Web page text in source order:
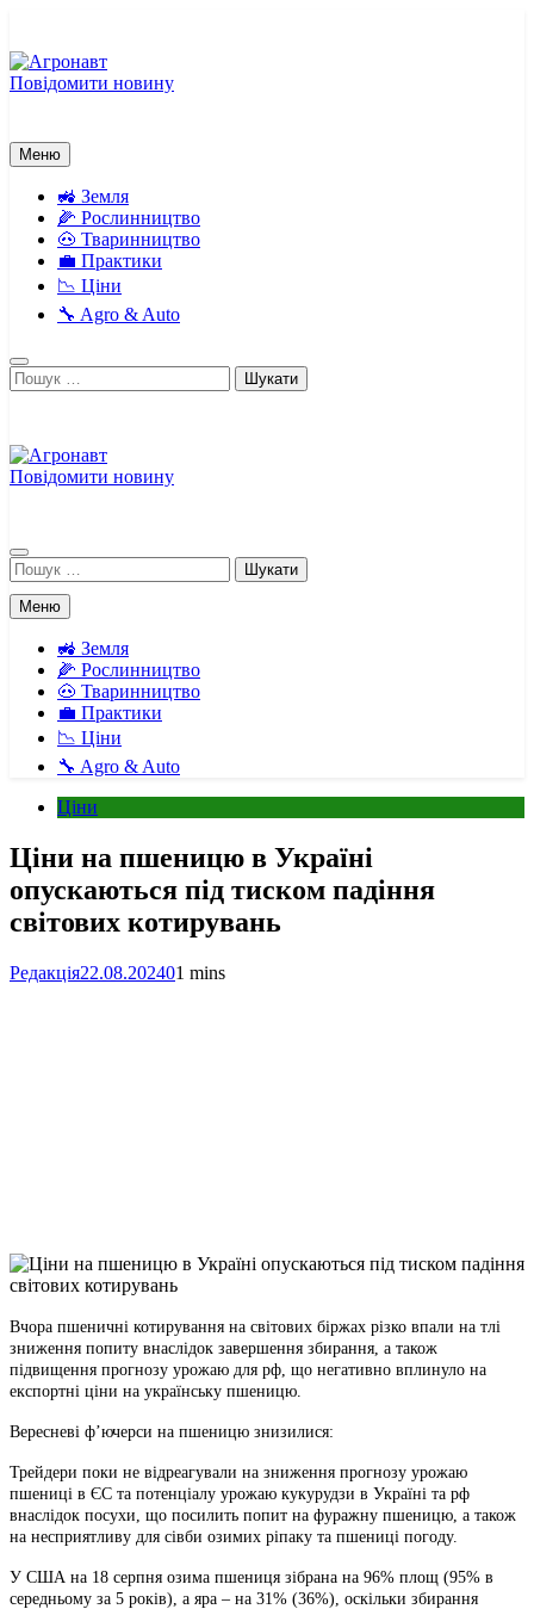
вмісту
Повідомити новину
Меню
🚜 Земля
🌽 Рослинництво
🐽 Тваринництво
💼 Практики
📉 Ціни
🔧 Agro & Auto
Пошук:
Повідомити новину
Пошук:
Меню
🚜 Земля
🌽 Рослинництво
🐽 Тваринництво
💼 Практики
📉 Ціни
🔧 Agro & Auto
Ціни
Ціни на пшеницю в Україні
опускаються під тиском падіння
світових котирувань
Редакція22.08.202401 mins
Link
Print
Вчора пшеничні котирування на світових біржах різко впали на тлі
зниження попиту внаслідок завершення збирання, а також
підвищення прогнозу урожаю для рф, що негативно вплинуло на
експортні ціни на українську пшеницю.
Вересневі ф’ючерси на пшеницю знизилися:
Трейдери поки не відреагували на зниження прогнозу урожаю
пшениці в ЄС та потенціалу урожаю кукурудзи в Україні та рф
внаслідок посухи, що посилить попит на фуражну пшеницю, а також
на несприятливу для сівби озимих ріпаку та пшениці погоду.
У США на 18 серпня озима пшениця зібрана на 96% площ (95% в
середньому за 5 років), а яра – на 31% (36%), оскільки збирання